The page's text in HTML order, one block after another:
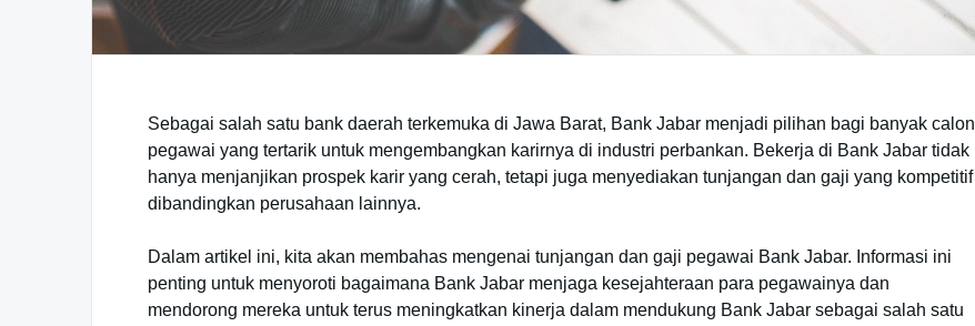
Sebagai salah satu bank daerah terkemuka di Jawa Barat, Bank Jabar menjadi pilihan bagi banyak calon
pegawai yang tertarik untuk mengembangkan karirnya di industri perbankan. Bekerja di Bank Jabar tidak
hanya menjanjikan prospek karir yang cerah, tetapi juga menyediakan tunjangan dan gaji yang kompetitif
dibandingkan perusahaan lainnya.
Dalam artikel ini, kita akan membahas mengenai tunjangan dan gaji pegawai Bank Jabar. Informasi ini
penting untuk menyoroti bagaimana Bank Jabar menjaga kesejahteraan para pegawainya dan
mendorong mereka untuk terus meningkatkan kinerja dalam mendukung Bank Jabar sebagai salah satu